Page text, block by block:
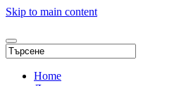
Skip to main content
Home